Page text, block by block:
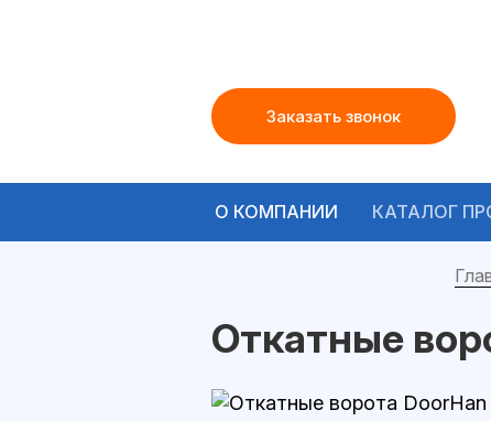
Заказать звонок
О КОМПАНИИ КАТАЛОГ
Откатные